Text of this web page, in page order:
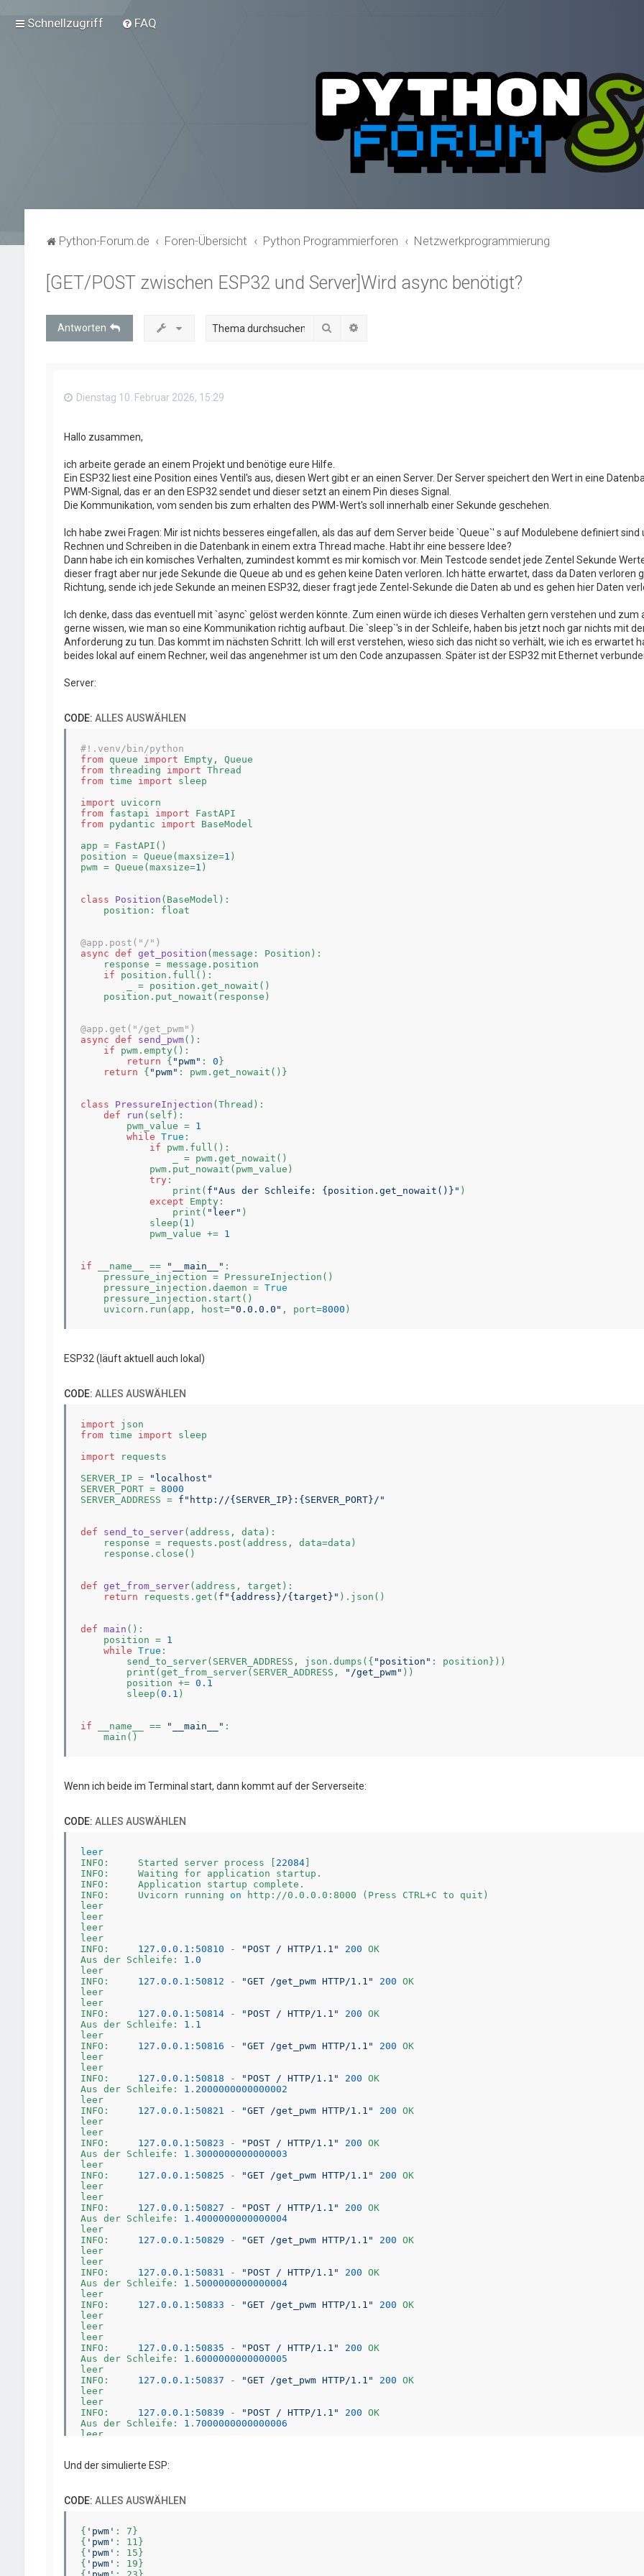
Schnellzugriff FAQ
Python-Forum.de Foren-Übersicht Python Programmierforen Netzwerkprogrammierung
[GET/POST zwischen ESP32 und Server]Wird async benötigt?
Antworten Suche
Dienstag 10. Februar 2026, 15:29
Hallo zusammen,
ich arbeite gerade an einem Projekt und benötige eure Hilfe.
Ein ESP32 liest eine Position eines Ventil's aus, diesen Wert gibt er an einen Server. Der Server speichert den Wert in eine
PWM-Signal, das er an den ESP32 sendet und dieser setzt an einem Pin dieses Signal.
Die Kommunikation, vom senden bis zum erhalten des PWM-Wert's soll innerhalb einer Sekunde geschehen.
Ich habe zwei Fragen: Mir ist nichts besseres eingefallen, als das auf dem Server beide `Queue`' s auf Modulebene definiert sind
Rechnen und Schreiben in die Datenbank in einem extra Thread mache. Habt ihr eine bessere Idee?
Dann habe ich ein komisches Verhalten, zumindest kommt es mir komisch vor. Mein Testcode sendet jede Zentel Sekunde
dieser fragt aber nur jede Sekunde die Queue ab und es gehen keine Daten verloren. Ich hätte erwartet, dass da Daten verloren
Richtung, sende ich jede Sekunde an meinen ESP32, dieser fragt jede Zentel-Sekunde die Daten ab und es gehen hier Daten
Ich denke, dass das eventuell mit `async` gelöst werden könnte. Zum einen würde ich dieses Verhalten gern verstehen und zum
gerne wissen, wie man so eine Kommunikation richtig aufbaut. Die `sleep`'s in der Schleife, haben bis jetzt noch gar nichts mit
Anforderung zu tun. Das kommt im nächsten Schritt. Ich will erst verstehen, wieso sich das nicht so verhält, wie ich es erwartet
beides lokal auf einem Rechner, weil das angenehmer ist um den Code anzupassen. Später ist der ESP32 mit Ethernet
Server:
CODE: ALLES AUSWÄHLEN
#!.venv/bin/python
from queue import
from threading import
from time import sleep
import
from fastapi import
from pydantic import BaseModel
app = FastAPI()
position = Queue(maxsize=1 )
pwm = Queue(maxsize=1 )
class Position (BaseModel) :
    position: float
@app.post("/")
async def get_position (message: Position) :
    response = message.position
if position.full():
        _ = position.get_nowait()
    position.put_nowait(response)
@app.get("/get_pwm")
async def send_pwm() :
if pwm.empty():
return { "pwm" : 0 }
return { "pwm" : pwm.get_nowait()}
class PressureInjection (Thread) :
def
run (self) :
        pwm_value =
1
while True :
if pwm.full():
                _ = pwm.get_nowait()
            pwm.put_nowait(pwm_value)
try:
                print(
f"Aus der Schleife: {position.get_nowait()} " )
except Empty:
                print(
"leer" )
            sleep(
1 )
            pwm_value +=
1
if __name__ == "__main__" :
    pressure_injection = PressureInjection()
    pressure_injection.daemon =
True
    pressure_injection.start()
    uvicorn.run(app, host=
"0.0.0.0" , port=8000
ESP32 (läuft aktuell auch lokal)
CODE: ALLES AUSWÄHLEN
import
from time import sleep
import requests
SERVER_IP =
"localhost"
SERVER_PORT = 8000
SERVER_ADDRESS = f"http://{SERVER_IP} : {SERVER_PORT}/"
def send_to_server(address, data) :
    response = requests.post(address, data=data)
    response.close()
def get_from_server(address, target) :
return requests.get( f" {address}/{target} " ).json()
def main () :
    position =
1
while True :
        send_to_server(SERVER_ADDRESS, json.dumps({
"position" : position}))
        print(get_from_server(SERVER_ADDRESS,
"/get_pwm" ))
        position +=
0.1
        sleep(
0.1 )
if __name__ == "__main__" :
Wenn ich beide im Terminal start, dann kommt auf der Serverseite:
CODE: ALLES AUSWÄHLEN
leer
INFO:     Started server process [ 22084]
INFO:     Waiting for application startup.
INFO:     Application startup complete.
INFO:     Uvicorn running on http://0.0.0.0:8000 (Press CTRL+C to quit)
leer
leer
leer
leer
INFO: 127.0.0.1:50810 - "POST / HTTP/1.1" 200 OK
Aus der Schleife: 1 . 0
leer
INFO: 127.0.0.1:50812 - "GET /get_pwm HTTP/1.1" 200 OK
leer
leer
INFO: 127.0.0.1:50814 - "POST / HTTP/1.1" 200 OK
Aus der Schleife: 1 . 1
leer
INFO: 127.0.0.1:50816 - "GET /get_pwm HTTP/1.1" 200 OK
leer
leer
INFO: 127.0.0.1:50818 - "POST / HTTP/1.1" 200 OK
Aus der Schleife: 1 . 2000000000000002
leer
INFO: 127.0.0.1:50821 - "GET /get_pwm HTTP/1.1" 200 OK
leer
leer
INFO: 127.0.0.1:50823 - "POST / HTTP/1.1" 200 OK
Aus der Schleife: 1 . 3000000000000003
leer
INFO: 127.0.0.1:50825 - "GET /get_pwm HTTP/1.1" 200 OK
leer
leer
INFO: 127.0.0.1:50827 - "POST / HTTP/1.1" 200 OK
Aus der Schleife: 1 . 4000000000000004
leer
INFO: 127.0.0.1:50829 - "GET /get_pwm HTTP/1.1" 200 OK
leer
leer
INFO: 127.0.0.1:50831 - "POST / HTTP/1.1" 200 OK
Aus der Schleife: 1 . 5000000000000004
leer
INFO: 127.0.0.1:50833 - "GET /get_pwm HTTP/1.1" 200 OK
leer
leer
leer
INFO: 127.0.0.1:50835 - "POST / HTTP/1.1" 200 OK
Aus der Schleife: 1 . 6000000000000005
leer
INFO: 127.0.0.1:50837 - "GET /get_pwm HTTP/1.1" 200 OK
leer
leer
INFO: 127.0.0.1:50839 - "POST / HTTP/1.1" 200 OK
Aus der Schleife: 1 . 7000000000000006
leer
leer
INFO:     Application shutdown complete.
Und der simulierte ESP:
CODE: ALLES AUSWÄHLEN
{ 'pwm' : 7}
{ 'pwm' : 11}
{ 'pwm' : 15}
{ 'pwm' : 19}